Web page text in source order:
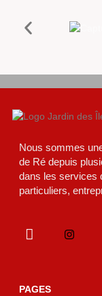
Nous sommes
de Ré depuis
dans les services
particuliers,
PAGES